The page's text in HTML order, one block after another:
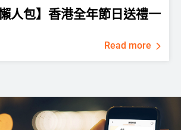
人包】香港全年節日送禮一
Read more